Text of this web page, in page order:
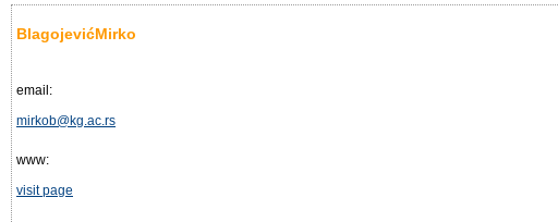
BlagojevićMirko
email:
mirkob@kg.ac.rs
www:
visit page